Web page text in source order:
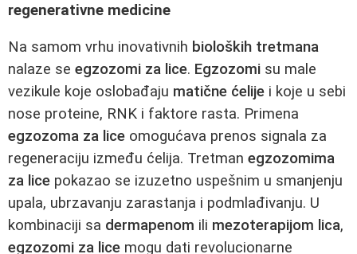
regenerativne medicine
Na samom vrhu inovativnih bioloških tretmana
nalaze se egzozomi za lice. Egzozomi su male
vezikule koje oslobađaju matične ćelije i koje u sebi
nose proteine, RNK i faktore rasta. Primena
egzozoma za lice omogućava prenos signala za
regeneraciju između ćelija. Tretman egzozomima
za lice pokazao se izuzetno uspešnim u smanjenju
upala, ubrzavanju zarastanja i podmlađivanju. U
kombinaciji sa dermapenom ili mezoterapijom lica,
egzozomi za lice mogu dati revolucionarne